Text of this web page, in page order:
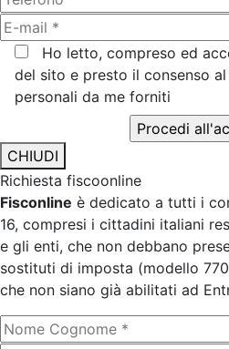
Ho letto, compreso ed
del sito e presto il consenso
personali da me forniti
CHIUDI
Richiesta fiscoonline
Fisconline è dedicato a tutti i
16, compresi i cittadini italiani
e gli enti, che non debbano
sostituti di imposta (modello
che non siano già abilitati ad